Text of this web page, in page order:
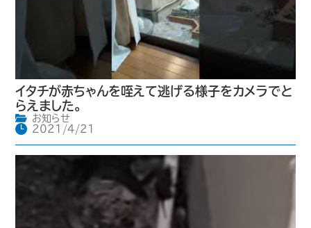
イタチが赤ちゃんを咥えて逃げる様子をカメラでと
らえました。
お知らせ
2021/4/21